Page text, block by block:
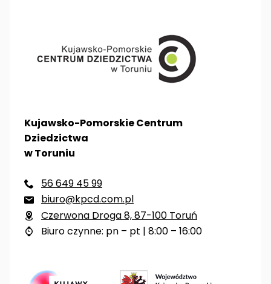
Kujawsko-Pomorskie Centrum
Dziedzictwa
w Toruniu
 56 649 45 99
 biuro@kpcd.com.pl
 Czerwona Droga 8, 87-100 Toruń
 Biuro czynne: pn – pt | 8:00 – 16:00